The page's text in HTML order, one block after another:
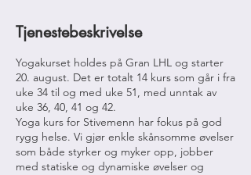
Tjenestebeskrivelse
Yogakurset holdes på Gran LHL og starter
20. august. Det er totalt 14 kurs som går i fra
uke 34 til og med uke 51, med unntak av
uke 36, 40, 41 og 42.
Yoga kurs for Stivemenn har fokus på god
rygg helse. Vi gjør enkle skånsomme øvelser
som både styrker og myker opp, jobber
med statiske og dynamiske øvelser og